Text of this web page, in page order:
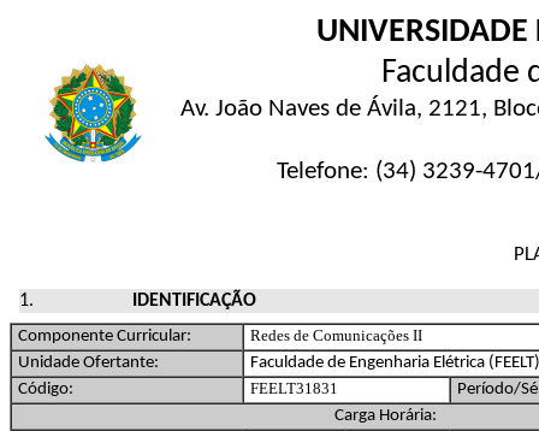
UNIVERSIDADE
Faculdade
Av. João Naves de Ávila, 2121,
Telefone: (34) 3239-
IDENTIFICAÇÃO
Componente Curricular:
Redes de Comunicações II
Unidade Ofertante:
Faculdade de Engenharia Elétrica (FEELT)
Código:
FEELT31831
Período/
Carga Horária: